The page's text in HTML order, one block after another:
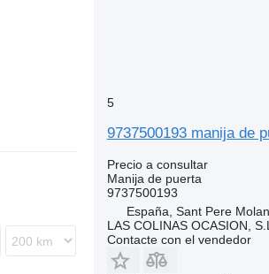
5
9737500193 manija de
Precio a consultar
Manija de puerta
9737500193
España, Sant Pere
LAS COLINAS OCASION, S.L.
Contacte con el vendedor